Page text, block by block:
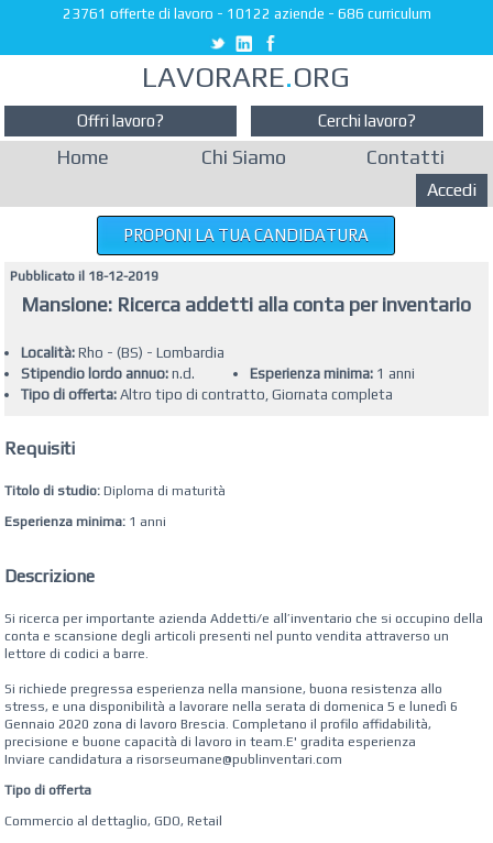
23761 offerte di lavoro - 10122 aziende - 686 curriculum
LAVORARE.ORG
Offri lavoro? Cerchi lavoro?
Home Chi Siamo Contatti
Accedi
Pubblicato il 18-12-2019
Mansione: Ricerca addetti alla conta per inventario
PROPONI LA TUA CANDIDATURA
Località:Rho - (BS) - Lombardia
Stipendio lordo annuo:n.d. Esperienza minima:1 anni
Tipo di offerta:Altro tipo di contratto, Giornata completa
Requisiti
Titolo di studio: Diploma di maturità
Esperienza minima: 1 anni
Descrizione
Si ricerca per importante azienda Addetti/e all’inventario che si occupino della
conta e scansione degli articoli presenti nel punto vendita attraverso un
lettore di codici a barre.
Si richiede pregressa esperienza nella mansione, buona resistenza allo
stress, e una disponibilità a lavorare nella serata di domenica 5 e lunedì 6
Gennaio 2020 zona di lavoro Brescia. Completano il profilo affidabilità,
precisione e buone capacità di lavoro in team.E' gradita esperienza
Inviare candidatura a risorseumane@publinventari.com
Tipo di offerta
Commercio al dettaglio, GDO, Retail